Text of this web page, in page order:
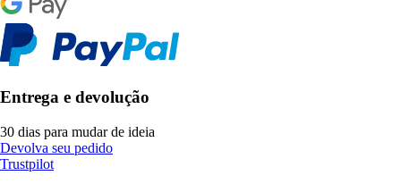
Entrega e devolução
30 dias para mudar de ideia
Devolva seu pedido
Trustpilot